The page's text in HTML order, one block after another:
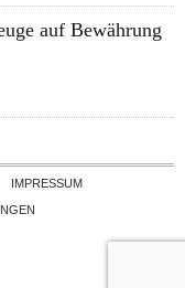
auf Bewährung
IMPRESSUM